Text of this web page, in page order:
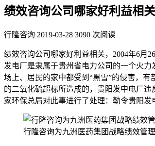
绩效咨询公司哪家好利益相关
行隆咨询 2019-03-28 3090 次阅读
绩效咨询公司哪家好利益相关，2004年6月
发电厂是隶属于贵州省电力公司的一个火
场上、居民的家中都受到“黑雪”的侵害，
的二氧化硫超标所造成的，贵阳发中电厂
家环保总局对此事进行了处理：勒令贵阳发
行隆咨询为九洲医药集团战略绩效管